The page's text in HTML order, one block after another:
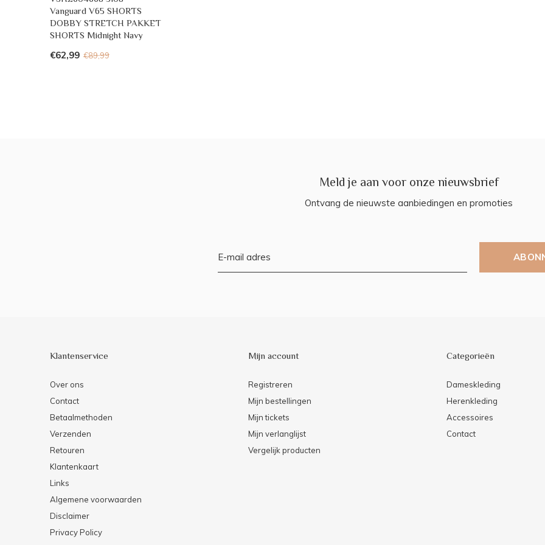
Vanguard V65 SHORTS
DOBBY STRETCH PAKKET
SHORTS Midnight Navy
€62,99 €89,99
Meld je aan voor onze nieuwsbrief
Ontvang de nieuwste aanbiedingen en promoties
Klantenservice
Over ons
Contact
Betaalmethoden
Verzenden
Retouren
Klantenkaart
Links
Algemene voorwaarden
Disclaimer
Privacy Policy
Mijn account
Registreren
Mijn bestellingen
Mijn tickets
Mijn verlanglijst
Vergelijk producten
Categorieën
Dameskleding
Herenkleding
Accessoires
Contact